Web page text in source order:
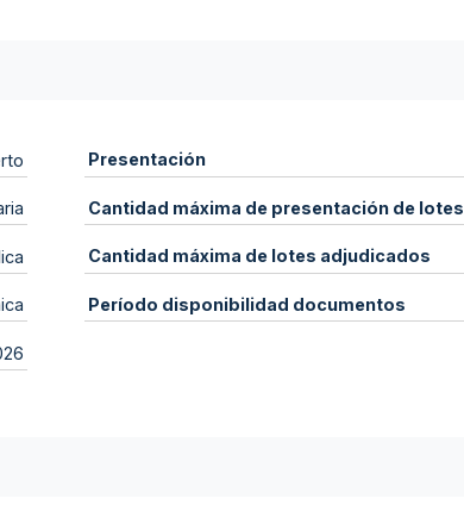
Presentación
Cantidad máxima de presentación de lotes
Cantidad máxima de lotes adjudicados
Período disponibilidad documentos